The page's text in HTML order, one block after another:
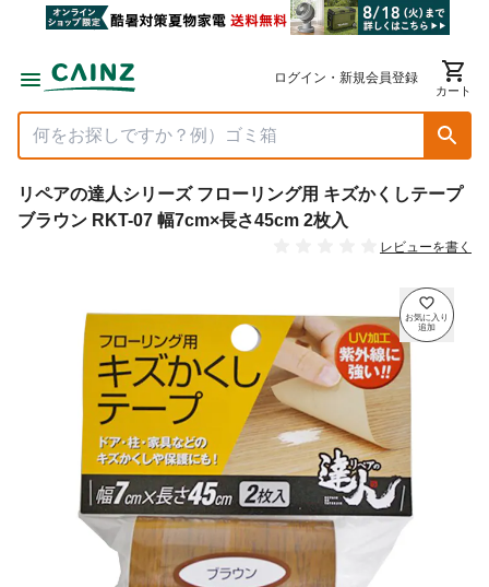
ログイン・新規会員登録
カート
リペアの達人シリーズ フローリング用 キズかくしテープ
ブラウン RKT-07 幅7cm×長さ45cm 2枚入
レビューを書く